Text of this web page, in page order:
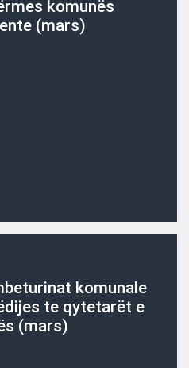
komunës
(mars)
komunale
te qytetarët e
(mars)